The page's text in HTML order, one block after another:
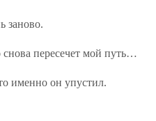
заново.
пересечет мой путь…
именно он упустил.